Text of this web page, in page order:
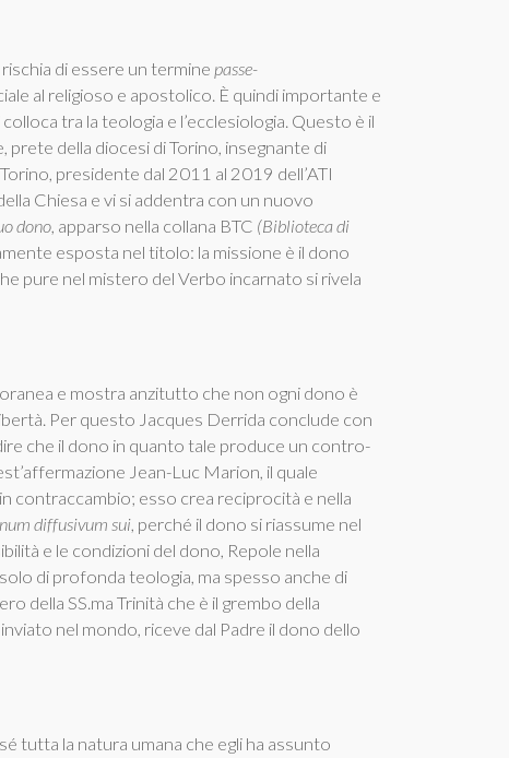
di essere un termine passe-
al religioso e apostolico. È quindi importante e
tra la teologia e l’ecclesiologia. Questo è il
della diocesi di Torino, insegnante di
presidente dal 2011 al 2019 dell’ATI
Chiesa e vi si addentra con un nuovo
dono, apparso nella collana BTC (Biblioteca di
esposta nel titolo: la missione è il dono
pure nel mistero del Verbo incarnato si rivela
e mostra anzitutto che non ogni dono è
Per questo Jacques Derrida conclude con
che il dono in quanto tale produce un contro-
Jean-Luc Marion, il quale
contraccambio; esso crea reciprocità e nella
diffusivum sui, perché il dono si riassume nel
e le condizioni del dono, Repole nella
di profonda teologia, ma spesso anche di
della SS.ma Trinità che è il grembo della
nel mondo, riceve dal Padre il dono dello
tutta la natura umana che egli ha assunto